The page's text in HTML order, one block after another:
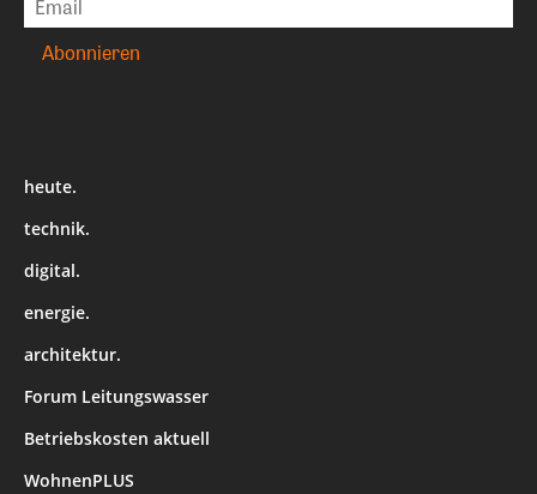
heute.
technik.
digital.
energie.
architektur.
Forum Leitungswasser
Betriebskosten aktuell
WohnenPLUS